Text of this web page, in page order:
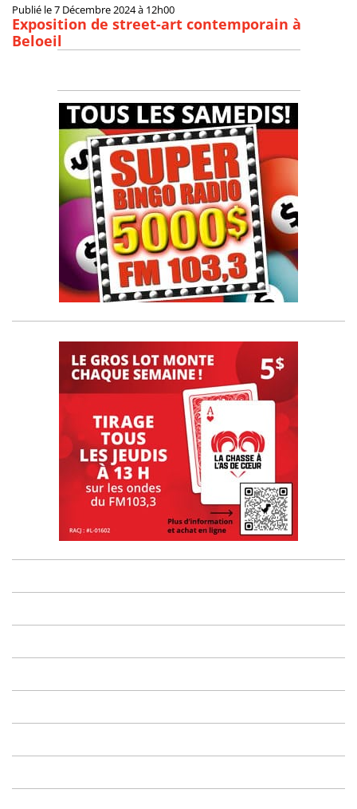
Publié le 7 Décembre 2024 à 12h00
Exposition de street-art contemporain à
Beloeil